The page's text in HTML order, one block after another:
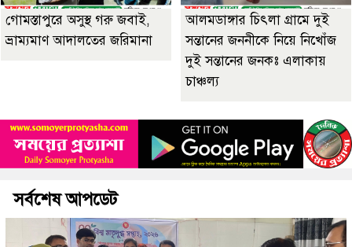
গোমস্তাপুরে অসুস্থ গরু জবাই,
ভ্রাম্যমাণ আদালতের জরিমানা
আলমডাঙ্গার চিৎলা গ্রামে দুই
সন্তানের জননীকে নিয়ে নিখোঁজ
দুই সন্তানের জনকঃ এলাকায়
চাঞ্চল্য
সর্বশেষ আপডেট